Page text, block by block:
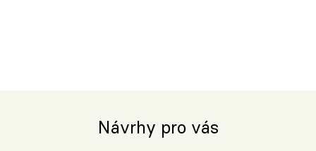
Návrhy pro vás